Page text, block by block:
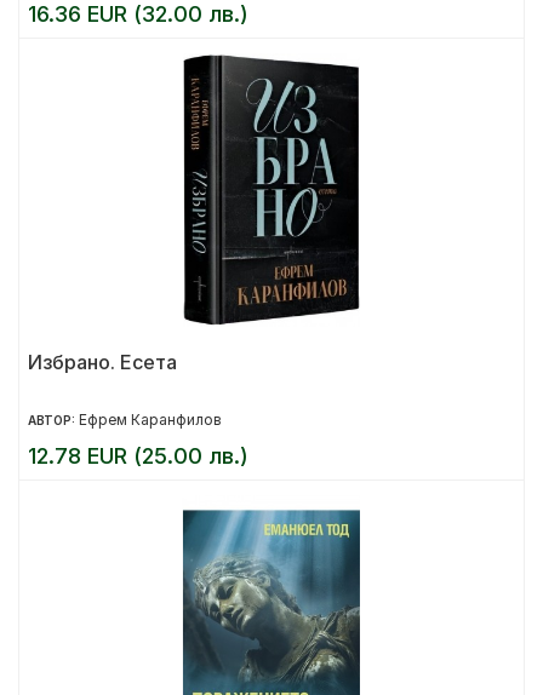
16.36 EUR (32.00 лв.)
Избрано. Есета
АВТОР: Ефрем Каранфилов
12.78 EUR (25.00 лв.)